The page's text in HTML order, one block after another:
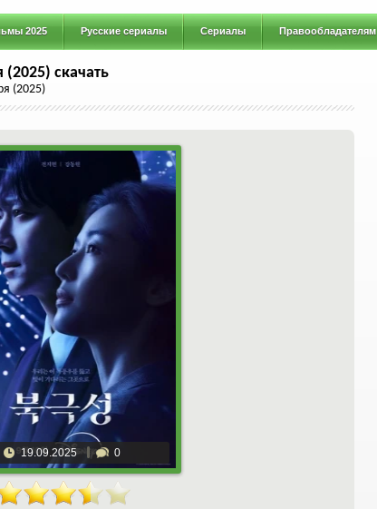
2025 Русские сериалы Сериалы Правообладателям
скачать
(2025)
19.09.2025 0